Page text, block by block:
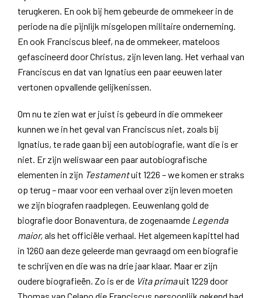
terugkeren. En ook bij hem gebeurde de ommekeer in de
periode na die pijnlijk misgelopen militaire onderneming.
En ook Franciscus bleef, na de ommekeer, mateloos
gefascineerd door Christus, zijn leven lang. Het verhaal van
Franciscus en dat van Ignatius een paar eeuwen later
vertonen opvallende gelijkenissen.
Om nu te zien wat er juist is gebeurd in die ommekeer
kunnen we in het geval van Franciscus niet, zoals bij
Ignatius, te rade gaan bij een autobiografie, want die is er
niet. Er zijn weliswaar een paar autobiografische
elementen in zijn Testamentuit 1226 – we komen er straks
op terug – maar voor een verhaal over zijn leven moeten
we zijn biografen raadplegen. Eeuwenlang gold de
biografie door Bonaventura, de zogenaamde Legenda
maior,als het officiële verhaal. Het algemeen kapittel had
in 1260 aan deze geleerde man gevraagd om een biografie
te schrijven en die was na drie jaar klaar. Maar er zijn
oudere biografieën. Zo is er de Vita primauit 1229 door